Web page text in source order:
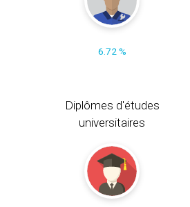
6.72 %
Diplômes d'études
universitaires